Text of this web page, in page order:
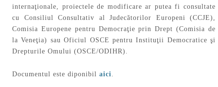
internaţionale, proiectele de modificare ar putea fi consultate
cu Consiliul Consultativ al Judecătorilor Europeni (CCJE),
Comisia Europene pentru Democraţie prin Drept (Comisia de
la Veneţia) sau Oficiul OSCE pentru Instituţii Democratice şi
Drepturile Omului (OSCE/ODIHR).
Documentul este diponibil aici